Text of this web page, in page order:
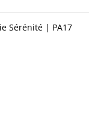
Sérénité | PA17